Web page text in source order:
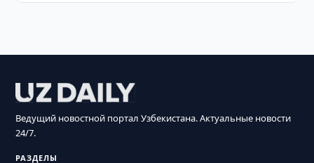
Ведущий новостной портал Узбекистана. Актуальные новости
24/7.
РАЗДЕЛЫ